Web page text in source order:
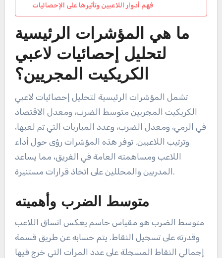
فهم أدوار اللاعبين وتأثيرها على الإحصائيات
ما هي المؤشرات الرئيسية
لتحليل إحصائيات لاعبي
الكريكيت المجريين؟
تشمل المؤشرات الرئيسية لتحليل إحصائيات لاعبي
الكريكيت المجريين متوسط الضرب، ومعدل الاقتصاد
في الرمي، ومعدل الضرب، وعدد المباريات التي تم لعبها،
وترتيب اللاعبين. توفر هذه المؤشرات رؤى حول أداء
اللاعب ومساهمته العامة في الفريق، مما يساعد
المدربين والمحللين على اتخاذ قرارات مستنيرة.
متوسط الضرب وأهميته
متوسط الضرب هو مقياس حاسم يعكس اتساق اللاعب
وقدرته على تسجيل النقاط. يتم حسابه عن طريق قسمة
إجمالي النقاط المسجلة على عدد المرات التي خرج فيها